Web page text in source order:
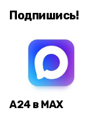
Подпишись!
А24 в MAX